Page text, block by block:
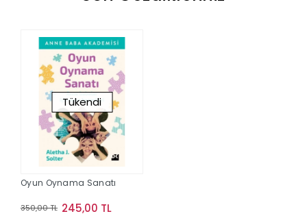
Tükendi
Oyun Oynama Sanatı
350,00 TL 245,00 TL